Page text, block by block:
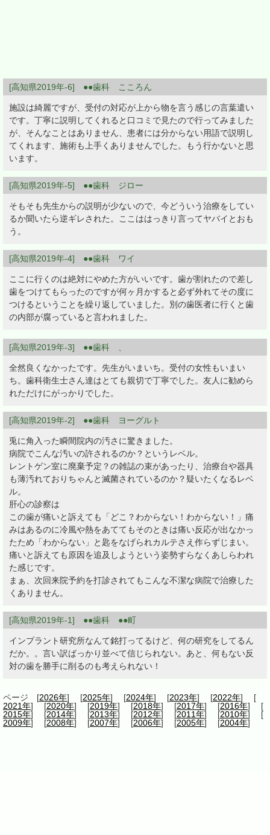
[高知県2019年-6] ●●歯科 こころん
施設は綺麗ですが、受付の対応が上から物を言う感じの言葉遣い
です。丁寧に説明してくれると口コミで見たので行ってみました
が、そんなことはありません、患者には分からない用語で説明し
てくれます、施術も上手くありませんでした。もう行かないと思
います。
[高知県2019年-5] ●●歯科 ジロー
そもそも先生からの説明が少ないので、今どういう治療をしてい
るか聞いたら逆ギレされた。ここははっきり言ってヤバイとおも
う。
[高知県2019年-4] ●●歯科 ワイ
ここに行くのは絶対にやめた方がいいです。歯が割れたので差し
歯をつけてもらったのですが何ヶ月かすると必ず外れてその度に
つけるということを繰り返していました。別の歯医者に行くと歯
の内部が腐っていると言われました。
[高知県2019年-3] ●●歯科 、
全然良くなかったです。先生がいまいち。受付の女性もいまい
ち。歯科衛生士さん達はとても親切で丁寧でした。友人に勧めら
れただけにがっかりでした。
[高知県2019年-2] ●●歯科 ヨーグルト
兎に角入った瞬間院内の汚さに驚きました。
病院でこんな汚いの許されるのか？というレベル。
レントゲン室に廃棄予定？の雑誌の束があったり、治療台や器具
も薄汚れておりちゃんと滅菌されているのか？疑いたくなるレベ
ル。
肝心の診察は
この歯が痛いと訴えても「どこ？わからない！わからない！」痛
みはあるのに冷風や熱をあててもそのときは痛い反応が出なかっ
たため「わからない」と匙をなげられカルテさえ作らずじまい。
痛いと訴えても原因を追及しようという姿勢すらなくあしらわれ
た感じです。
まぁ、次回来院予約を打診されてもこんな不潔な病院で治療した
くありません。
[高知県2019年-1] ●●歯科 ●●町
インプラント研究所なんて銘打ってるけど、何の研究をしてるん
だか。。言い訳ばっかり並べて信じられない。あと、何もない反
対の歯を勝手に削るのも考えられない！
ページ [2026年] [2025年] [2024年] [2023年] [2022年] [
2021年] [2020年] [2019年] [2018年] [2017年] [2016年] [
2015年] [2014年] [2013年] [2012年] [2011年] [2010年] [
2009年] [2008年] [2007年] [2006年] [2005年] [2004年]